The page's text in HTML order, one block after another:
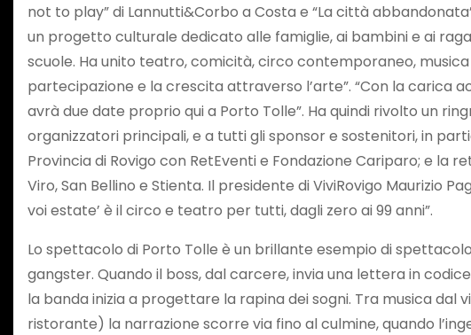
not to play” di Lannutti&Corbo a Costa e “La città
un progetto culturale dedicato alle famiglie, ai bambini e ai
scuole. Ha unito teatro, comicità, circo contemporaneo,
partecipazione e la crescita attraverso l’arte”. “Con la carica
avrà due date proprio qui a Porto Tolle”. Ha quindi rivolto un
organizzatori principali, e a tutti gli sponsor e sostenitori, in
Provincia di Rovigo con RetEventi e Fondazione Cariparo; e la
Viro, San Bellino e Stienta. Il presidente di ViviRovigo Maurizio
voi estate’ è il circo e teatro per tutti, dagli zero ai 99 anni”.
Lo spettacolo di Porto Tolle è un brillante esempio di
gangster. Quando il boss, dal carcere, invia una lettera in
la banda inizia a progettare la rapina dei sogni. Tra musica dal
ristorante) la narrazione scorre via fino al culmine, quando